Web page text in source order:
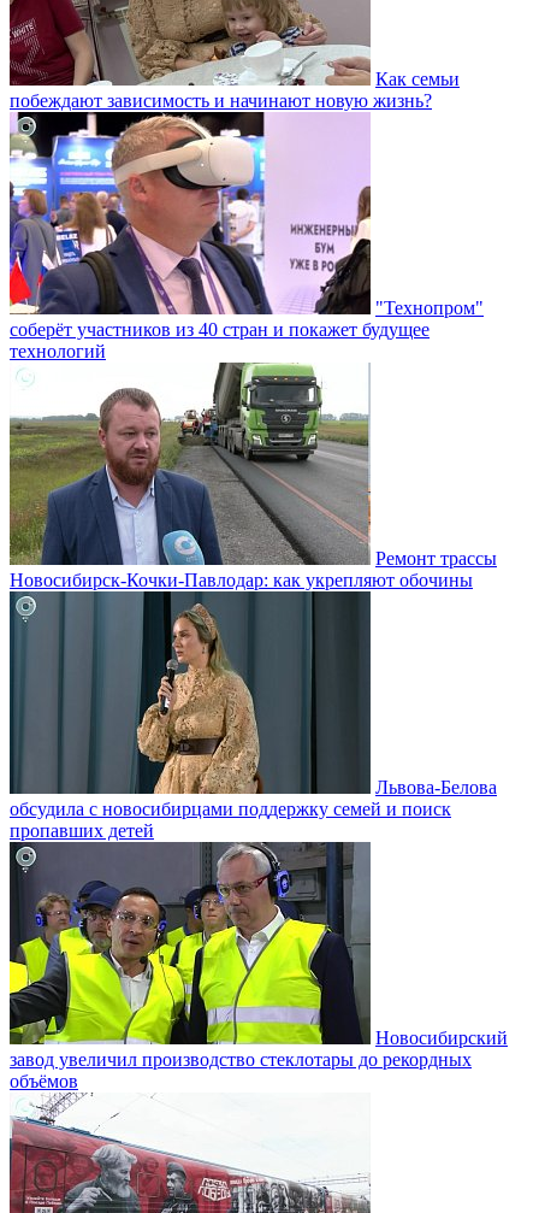
Как семьи
побеждают зависимость и начинают новую жизнь?
"Технопром"
соберёт участников из 40 стран и покажет будущее
технологий
Ремонт трассы
Новосибирск-Кочки-Павлодар: как укрепляют обочины
Львова-Белова
обсудила с новосибирцами поддержку семей и поиск
пропавших детей
Новосибирский
завод увеличил производство стеклотары до рекордных
объёмов